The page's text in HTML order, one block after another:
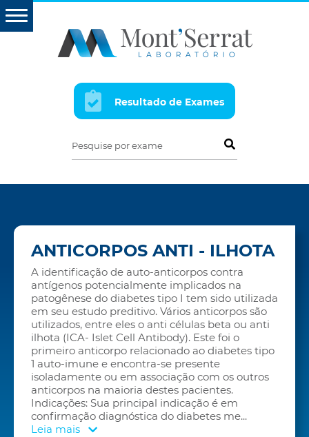
Resultado de Exames
Pesquise por exame
ANTICORPOS ANTI - ILHOTA
A identificação de auto-anticorpos contra
antígenos potencialmente implicados na
patogênese do diabetes tipo I tem sido utilizada
em seu estudo preditivo. Vários anticorpos são
utilizados, entre eles o anti células beta ou anti
ilhota (ICA- Islet Cell Antibody). Este foi o
primeiro anticorpo relacionado ao diabetes tipo
1 auto-imune e encontra-se presente
isoladamente ou em associação com os outros
anticorpos na maioria destes pacientes.
Indicações: Sua principal indicação é em
confirmação diagnóstica do diabetes me...
Leia mais